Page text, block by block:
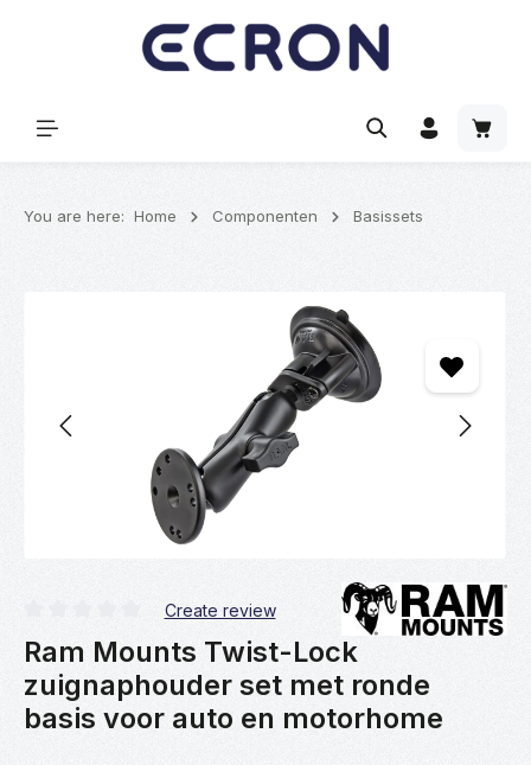
You are here: Home Componenten Basissets
Gemiddelde waardering van 0 van 5 sterren
Create review
Ram Mounts Twist-Lock
zuignaphouder set met ronde
basis voor auto en motorhome